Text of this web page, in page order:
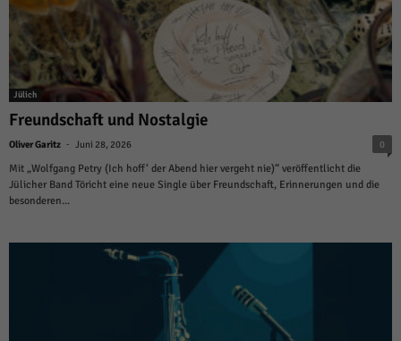
Jülich
Freundschaft und Nostalgie
Oliver Garitz - Juni 28, 2026 0
Mit „Wolfgang Petry (Ich hoff‘ der Abend hier vergeht nie)“ veröffentlicht die
Jülicher Band Töricht eine neue Single über Freundschaft, Erinnerungen und die
besonderen...